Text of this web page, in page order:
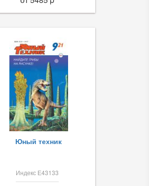
Юный техник
Индекс Е43133